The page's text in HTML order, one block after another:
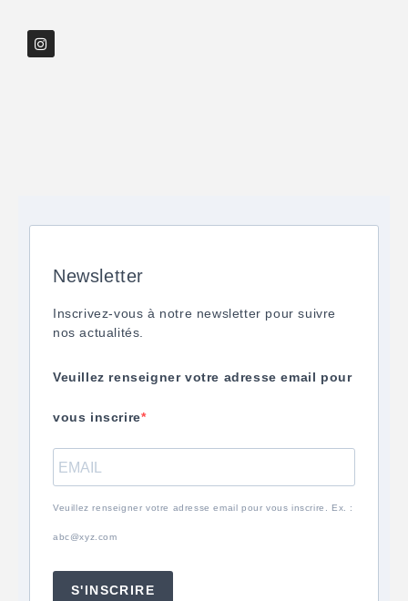
Newsletter
Inscrivez-vous à notre newsletter pour suivre
nos actualités.
Veuillez renseigner votre adresse email pour
vous inscrire
Veuillez renseigner votre adresse email pour vous inscrire. Ex. :
abc@xyz.com
S'INSCRIRE